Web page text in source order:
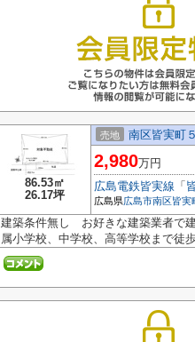
86.53㎡
26.17坪
売地 南区皆実町
2,980万円
広島電鉄皆実線 「
広島県広島市南区皆実
建築条件無し お好きな建築業者で
属小学校、中学校、高等学校まで